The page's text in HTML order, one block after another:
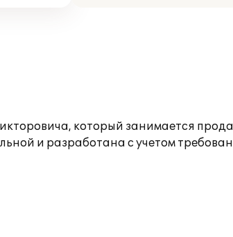
который занимается
и разработана с учетом